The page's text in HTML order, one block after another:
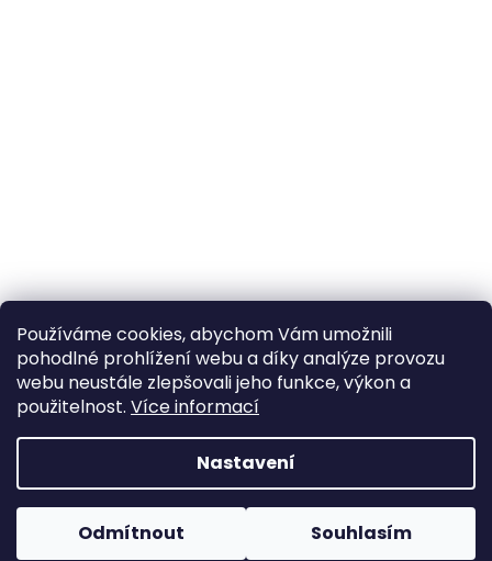
Používáme cookies, abychom Vám umožnili
pohodlné prohlížení webu a díky analýze provozu
webu neustále zlepšovali jeho funkce, výkon a
použitelnost. Více informací
Nastavení
Odmítnout Souhlasím
Sledovat na Instagramu
Vytvořil Shoptet
Copyright 2026Poctivý komín. Všechna práva
vyhrazena.
Upravit nastavení cookies